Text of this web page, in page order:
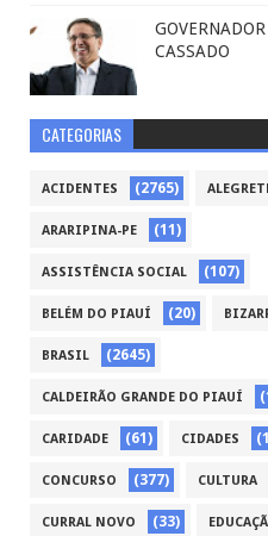
CASSADO
CATEGORIAS
ACIDENTES (2765)
ARARIPINA-PE (11)
ASSISTÊNCIA SOCIAL (107)
BELÉM DO PIAUÍ (20)
BRASIL (2645)
CALDEIRÃO GRANDE DO PIAUÍ
CARIDADE (61) CIDADES
CONCURSO (377) CULTURA
CURRAL NOVO (33)